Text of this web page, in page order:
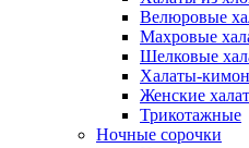
Велюровые
Махровые
Шелковые
Халаты-
Женские
Трикотажные
Ночные сорочки